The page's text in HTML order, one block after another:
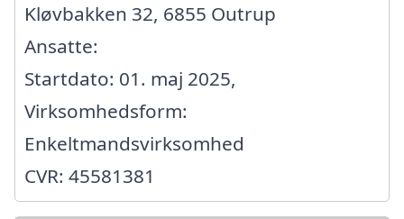
Kløvbakken 32, 6855 Outrup
Ansatte:
Startdato: 01. maj 2025,
Virksomhedsform:
Enkeltmandsvirksomhed
CVR: 45581381